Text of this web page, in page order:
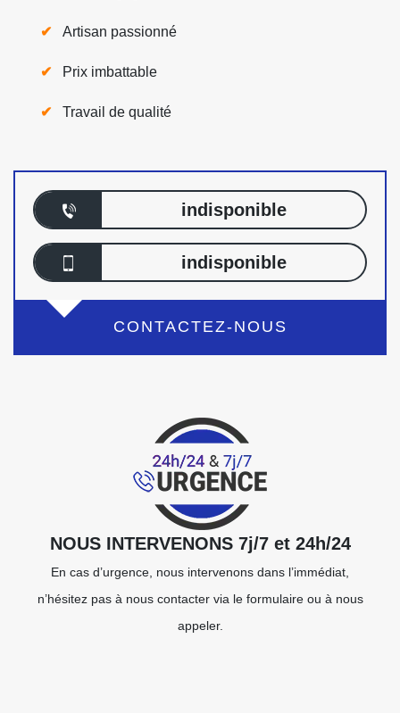
Artisan passionné
Prix imbattable
Travail de qualité
indisponible
indisponible
CONTACTEZ-NOUS
NOUS INTERVENONS 7j/7 et 24h/24
En cas d’urgence, nous intervenons dans l’immédiat,
n’hésitez pas à nous contacter via le formulaire ou à nous
appeler.